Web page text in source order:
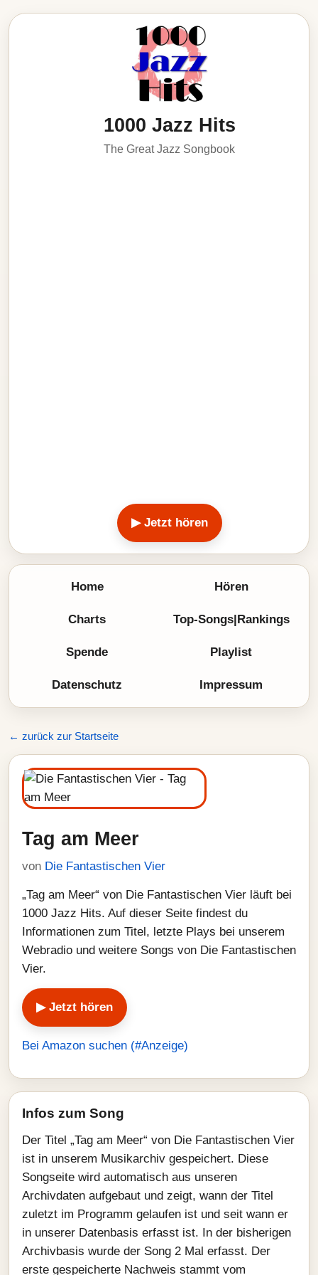
1000 Jazz Hits
The Great Jazz Songbook
▶ Jetzt hören
Home Hören
Charts Top-Songs|Rankings
Spende Playlist
Datenschutz Impressum
← zurück zur Startseite
Tag am Meer
von Die Fantastischen Vier
„Tag am Meer“ von Die Fantastischen Vier läuft bei
1000 Jazz Hits. Auf dieser Seite findest du
Informationen zum Titel, letzte Plays bei unserem
Webradio und weitere Songs von Die Fantastischen
Vier.
▶ Jetzt hören
Bei Amazon suchen (#Anzeige)
Infos zum Song
Der Titel „Tag am Meer“ von Die Fantastischen Vier
ist in unserem Musikarchiv gespeichert. Diese
Songseite wird automatisch aus unseren
Archivdaten aufgebaut und zeigt, wann der Titel
zuletzt im Programm gelaufen ist und seit wann er
in unserer Datenbasis erfasst ist. In der bisherigen
Archivbasis wurde der Song 2 Mal erfasst. Der
erste gespeicherte Nachweis stammt vom